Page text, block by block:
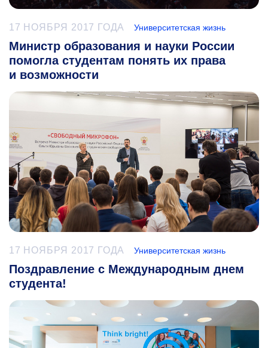
17 НОЯБРЯ 2017 ГОДА Университетская жизнь
Министр образования и науки России
помогла студентам понять их права
и возможности
17 НОЯБРЯ 2017 ГОДА Университетская жизнь
Поздравление с Международным днем
студента!